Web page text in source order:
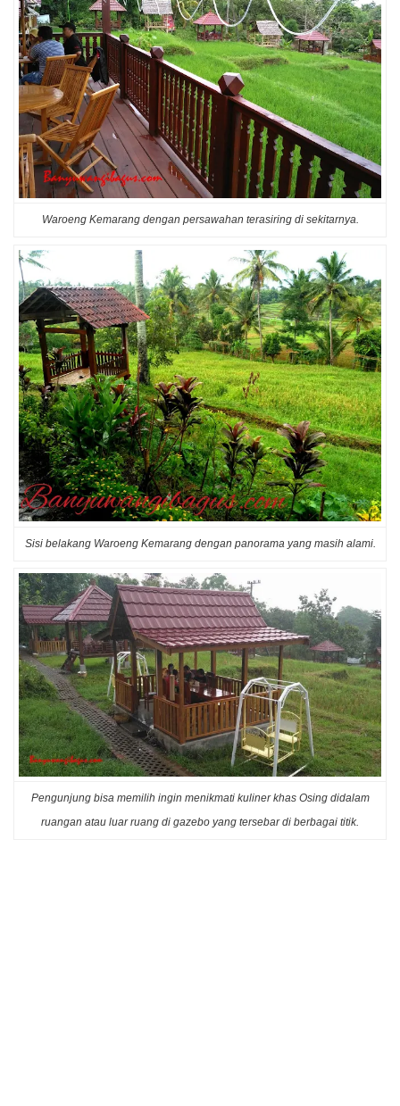
Waroeng Kemarang dengan persawahan terasiring di sekitarnya.
Sisi belakang Waroeng Kemarang dengan panorama yang masih alami.
Pengunjung bisa memilih ingin menikmati kuliner khas Osing didalam
ruangan atau luar ruang di gazebo yang tersebar di berbagai titik.